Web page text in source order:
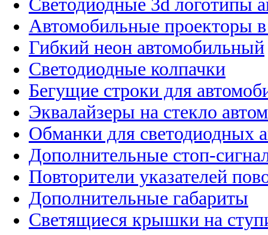
Светодиодные 3d логотипы
Автомобильные проекторы
Гибкий неон автомобильный
Светодиодные колпачки
Бегущие строки для
Эквалайзеры на стекло
Обманки для светодиодных
Дополнительные стоп-
Повторители указателей
Дополнительные габариты
Светящиеся крышки на